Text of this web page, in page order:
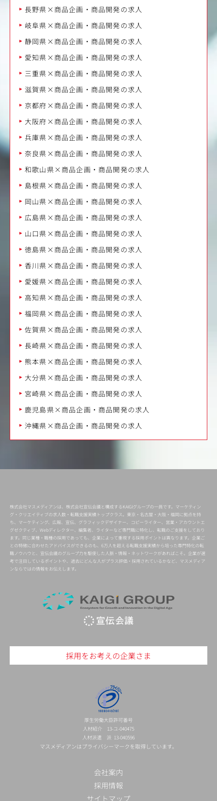
長野県×商品企画・商品開発の求人
岐阜県×商品企画・商品開発の求人
静岡県×商品企画・商品開発の求人
愛知県×商品企画・商品開発の求人
三重県×商品企画・商品開発の求人
滋賀県×商品企画・商品開発の求人
京都府×商品企画・商品開発の求人
大阪府×商品企画・商品開発の求人
兵庫県×商品企画・商品開発の求人
奈良県×商品企画・商品開発の求人
和歌山県×商品企画・商品開発の求人
島根県×商品企画・商品開発の求人
岡山県×商品企画・商品開発の求人
広島県×商品企画・商品開発の求人
山口県×商品企画・商品開発の求人
徳島県×商品企画・商品開発の求人
香川県×商品企画・商品開発の求人
愛媛県×商品企画・商品開発の求人
高知県×商品企画・商品開発の求人
福岡県×商品企画・商品開発の求人
佐賀県×商品企画・商品開発の求人
長崎県×商品企画・商品開発の求人
熊本県×商品企画・商品開発の求人
大分県×商品企画・商品開発の求人
宮崎県×商品企画・商品開発の求人
鹿児島県×商品企画・商品開発の求人
沖縄県×商品企画・商品開発の求人
株式会社マスメディアンは、株式会社宣伝会議と構成するKAIGIグループの一員です。マーケティン
グ・クリエイティブの求人数・転職支援実績トップクラス。東京・名古屋・大阪・福岡に拠点を持
ち、マーケティング、広報、宣伝、グラフィックデザイナー、コピーライター、営業・アカウントエ
グゼクティブ、Webディレクター、編集者、ライターなど専門職に特化し、転職のご支援をしており
ます。同じ業種・職種の採用であっても、企業によって重視する採用ポイントは異なります。企業ご
との特徴に合わせたアドバイスができるのも、6万人を超える転職支援実績から培った専門特化の転
職ノウハウと、宣伝会議のグループ力を駆使した人脈・情報・ネットワークがあればこそ。企業が選
考で注目しているポイントや、過去にどんな人がプラス評価・採用されているかなど、マスメディア
ンならではの情報をお伝えします。
採用をお考えの企業さま
厚生労働大臣許可番号
人材紹介 13-ユ-040475
人材派遣 派 13-040596
マスメディアンはプライバシーマークを取得しています。
会社案内
採用情報
サイトマップ